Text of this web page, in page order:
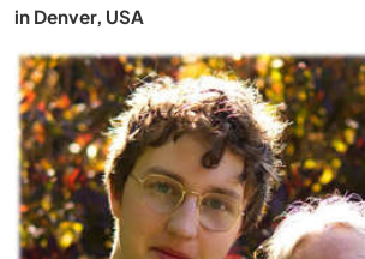
in Denver, USA